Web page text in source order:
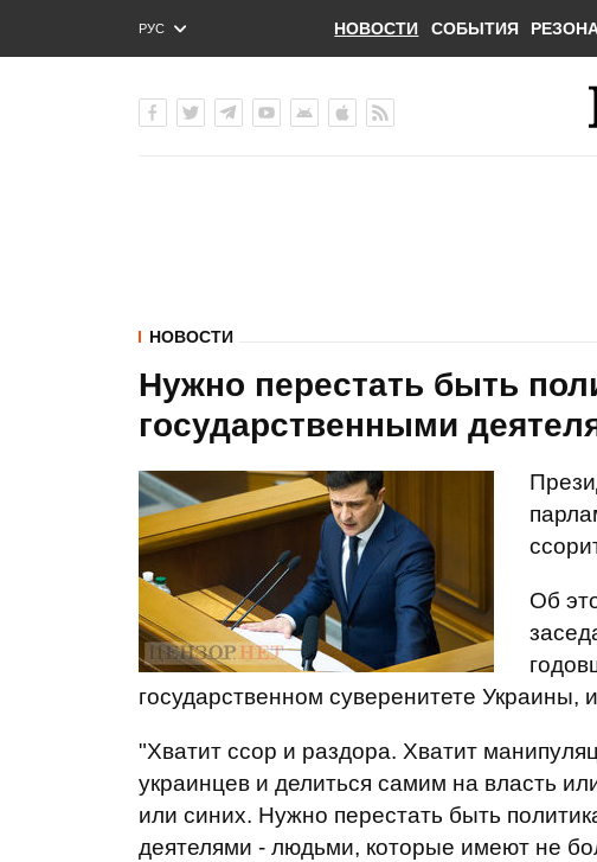
РУС
ENG
НОВОСТИ СОБЫТИЯ
НОВОСТИ
Нужно перестать быть
государственными
Об
государственном суверенитете Украины,
"Хватит ссор и раздора. Хватит
украинцев и делиться самим на власть
или синих. Нужно перестать быть
деятелями - людьми, которые имеют не